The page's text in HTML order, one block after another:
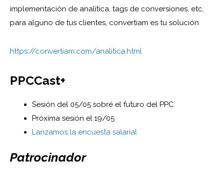
implementación de analítica, tags de conversiones, etc,
para alguno de tus clientes, convertiam es tu solución
https://convertiam.com/analitica.html
PPCCast+
Sesión del 05/05 sobré el futuro del PPC
Próxima sesión el 19/05
Lanzamos la encuesta salarial
Patrocinador